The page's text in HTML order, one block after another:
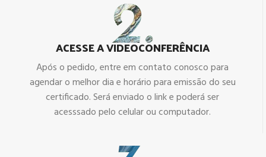
ACESSE A VIDEOCONFERÊNCIA
Após o pedido, entre em contato conosco para
agendar o melhor dia e horário para emissão do seu
certificado. Será enviado o link e poderá ser
acesssado pelo celular ou computador.